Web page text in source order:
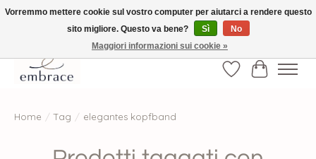
√ Versandkostenfrei ab € 40-, √ Made with Love and Happiness √Exklusiv und
nur hier im Onlineshop √high-quality & long-lasting fashion
Lista deiCarrello
Home / Tag / elegantes kopfband
Vorremmo mettere cookie sul vostro computer per aiutarci a rendere questo
sito migliore. Questo va bene?
Sì
No
Maggiori informazioni sui cookie »